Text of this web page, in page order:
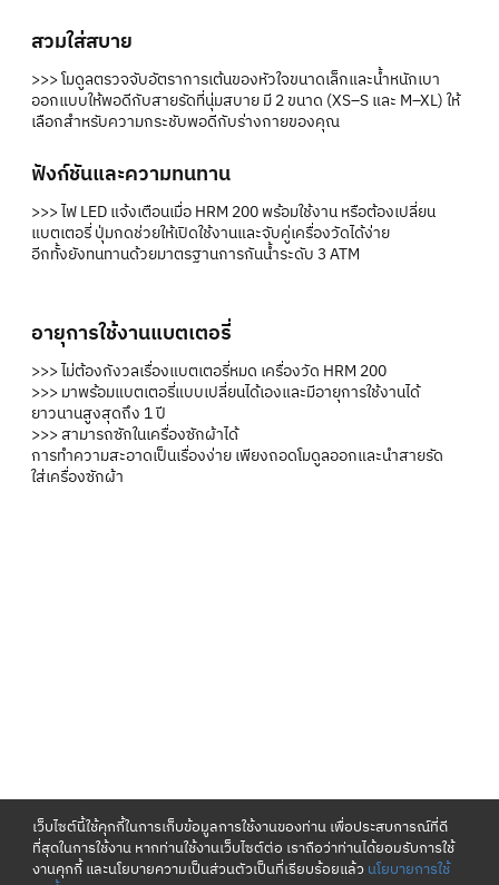
เว็บไซต์นี้ใช้คุกกี้ในการเก็บข้อมูลการใช้งานของท่าน เพื่อประสบการณ์ที่ดี
ที่สุดในการใช้งาน หากท่านใช้งานเว็บไซต์ต่อ เราถือว่าท่านได้ยอมรับการใช้
งานคุกกี้ และนโยบายความเป็นส่วนตัวเป็นที่เรียบร้อยแล้ว นโยบายการใช้
สวมใส่สบาย
>>> โมดูลตรวจจับอัตราการเต้นของหัวใจขนาดเล็กและน้ำหนักเบา
ออกแบบให้พอดีกับสายรัดที่นุ่มสบาย มี 2 ขนาด (XS–S และ M–XL) ให้
เลือกสำหรับความกระชับพอดีกับร่างกายของคุณ
ฟังก์ชันและความทนทาน
>>> ไฟ LED แจ้งเตือนเมื่อ HRM 200 พร้อมใช้งาน หรือต้องเปลี่ยน
แบตเตอรี่ ปุ่มกดช่วยให้เปิดใช้งานและจับคู่เครื่องวัดได้ง่าย
อีกทั้งยังทนทานด้วยมาตรฐานการกันน้ำระดับ 3 ATM
อายุการใช้งานแบตเตอรี่
>>> ไม่ต้องกังวลเรื่องแบตเตอรี่หมด เครื่องวัด HRM 200
>>> มาพร้อมแบตเตอรี่แบบเปลี่ยนได้เองและมีอายุการใช้งานได้
ยาวนานสูงสุดถึง 1 ปี
>>> สามารถซักในเครื่องซักผ้าได้
การทำความสะอาดเป็นเรื่องง่าย เพียงถอดโมดูลออกและนำสายรัด
ใส่เครื่องซักผ้า